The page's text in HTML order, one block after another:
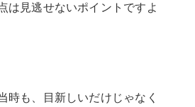
は見逃せないポイントですよ
時も、目新しいだけじゃなく